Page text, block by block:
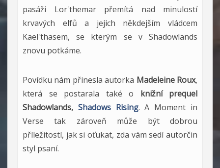
pasáži Lor'themar přemítá nad minulostí
krvavých elfů a jejich někdejším vládcem
Kael'thasem, se kterým se v Shadowlands
znovu potkáme.
Povídku nám přinesla autorka Madeleine Roux,
která se postarala také o knižní prequel
Shadowlands, Shadows Rising. A Moment in
Verse tak zároveň může být dobrou
příležitostí, jak si oťukat, zda vám sedí autorčin
styl psaní.